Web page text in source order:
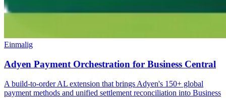
Einmalig
Adyen Payment Orchestration for Business Central
A build-to-order AL extension that brings Adyen's 150+ global
payment methods and unified settlement reconciliation into Business